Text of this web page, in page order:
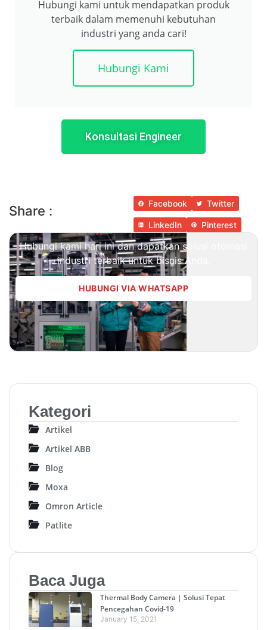
Hubungi kami untuk mendapatkan produk
terbaik dalam memenuhi kebutuhan
industri yang anda cari!
Hubungi Kami
Konsultasi Engineer
Share : Facebook Twitter
LinkedIn Pinterest
Hubungi kami hari ini dan dapatkan solusi otomasi
industri terbaik untuk bisnis Anda.
HUBUNGI VIA WHATSAPP
Kategori
Artikel
Artikel ABB
Blog
Moxa
Omron Article
Patlite
Baca Juga
Thermal Body Camera | Solusi Tepat
Pencegahan Covid-19
January 15, 2021